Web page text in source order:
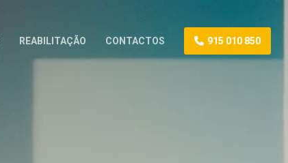
REABILITAÇÃO CONTACTOS 915 010 850